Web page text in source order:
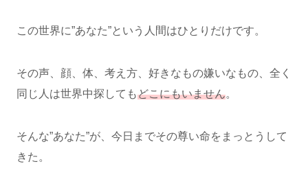
この世界に”あなた”という人間はひとりだけです。
その声、顔、体、考え方、好きなもの嫌いなもの、全く
同じ人は世界中探してもどこにもいません。
そんな”あなた”が、今日までその尊い命をまっとうして
きた。